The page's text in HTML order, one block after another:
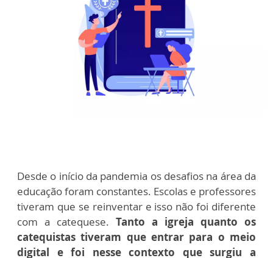
Desde o início da pandemia os desafios na área da
educação foram constantes. Escolas e professores
tiveram que se reinventar e isso não foi diferente
com a catequese. Tanto a igreja quanto os
catequistas tiveram que entrar para o meio
digital e foi nesse contexto que surgiu a